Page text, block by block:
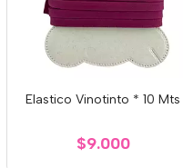
Elastico Vinotinto * 10 Mts
$9.000